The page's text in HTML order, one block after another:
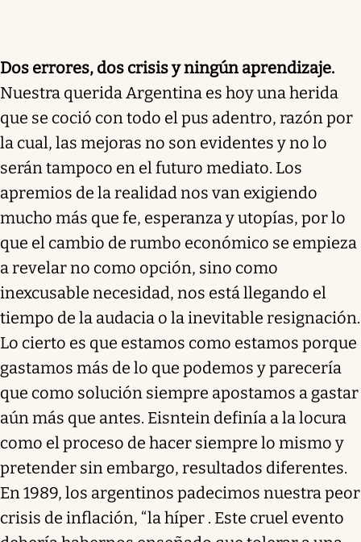
Dos errores, dos crisis y ningún aprendizaje.
Nuestra querida Argentina es hoy una herida
que se coció con todo el pus adentro, razón por
la cual, las mejoras no son evidentes y no lo
serán tampoco en el futuro mediato. Los
apremios de la realidad nos van exigiendo
mucho más que fe, esperanza y utopías, por lo
que el cambio de rumbo económico se empieza
a revelar no como opción, sino como
inexcusable necesidad, nos está llegando el
tiempo de la audacia o la inevitable resignación.
Lo cierto es que estamos como estamos porque
gastamos más de lo que podemos y parecería
que como solución siempre apostamos a gastar
aún más que antes. Eisntein definía a la locura
como el proceso de hacer siempre lo mismo y
pretender sin embargo, resultados diferentes.
En 1989, los argentinos padecimos nuestra peor
crisis de inflación, “la híper . Este cruel evento